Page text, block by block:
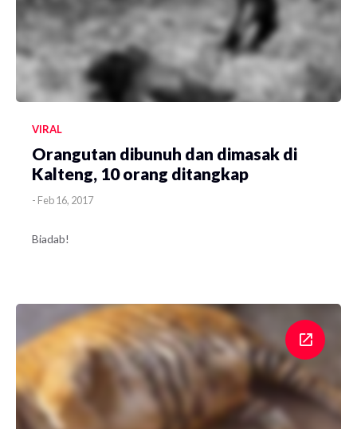
VIRAL
Orangutan dibunuh dan dimasak di
Kalteng, 10 orang ditangkap
- Feb 16, 2017
Biadab!